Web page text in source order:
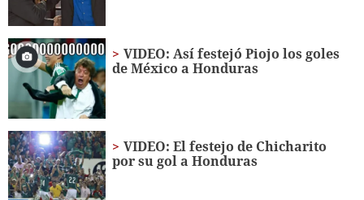
VIDEO: Así festejó Piojo los goles
de México a Honduras
VIDEO: El festejo de Chicharito
por su gol a Honduras